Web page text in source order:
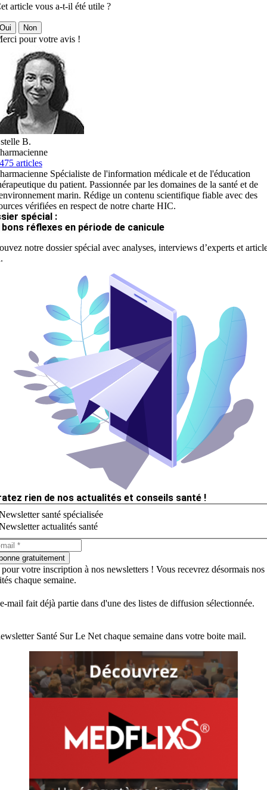
article vous a-t-il été utile ?
Non
pour votre avis !
B.
articles
Spécialiste de l'information médicale et de l'éducation
du patient. Passionnée par les domaines de la santé et de
marin. Rédige un contenu scientifique fiable avec des
vérifiées en respect de notre charte HIC.
spécial :
bons réflexes en période de canicule
notre dossier spécial avec analyses, interviews d’experts et
rien de nos actualités et conseils santé !
santé spécialisée
actualités santé
gratuitement
votre inscription à nos newsletters ! Vous recevrez désormais nos
chaque semaine.
mail fait déjà partie dans d'une des listes de diffusion sélectionnée.
Santé Sur Le Net chaque semaine dans votre boite mail.